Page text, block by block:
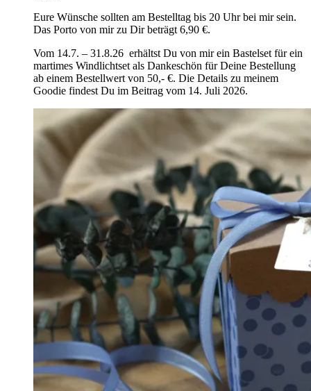
Eure Wünsche sollten am Bestelltag bis 20 Uhr bei mir sein.
Das Porto von mir zu Dir beträgt 6,90 €.
Vom 14.7. – 31.8.26 erhältst Du von mir ein Bastelset für ein
martimes Windlichtset als Dankeschön für Deine Bestellung
ab einem Bestellwert von 50,- €. Die Details zu meinem
Goodie findest Du im Beitrag vom 14. Juli 2026.